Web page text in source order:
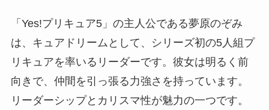
「Yes!プリキュア5」の主人公である夢原のぞみ
は、キュアドリームとして、シリーズ初の5人組プ
リキュアを率いるリーダーです。彼女は明るく前
向きで、仲間を引っ張る力強さを持っています。
リーダーシップとカリスマ性が魅力の一つです。